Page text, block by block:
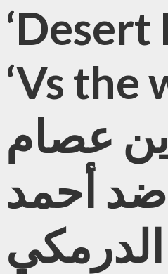
‘Desert
‘Vs the
عصام
ضد أحمد
الدرمكي